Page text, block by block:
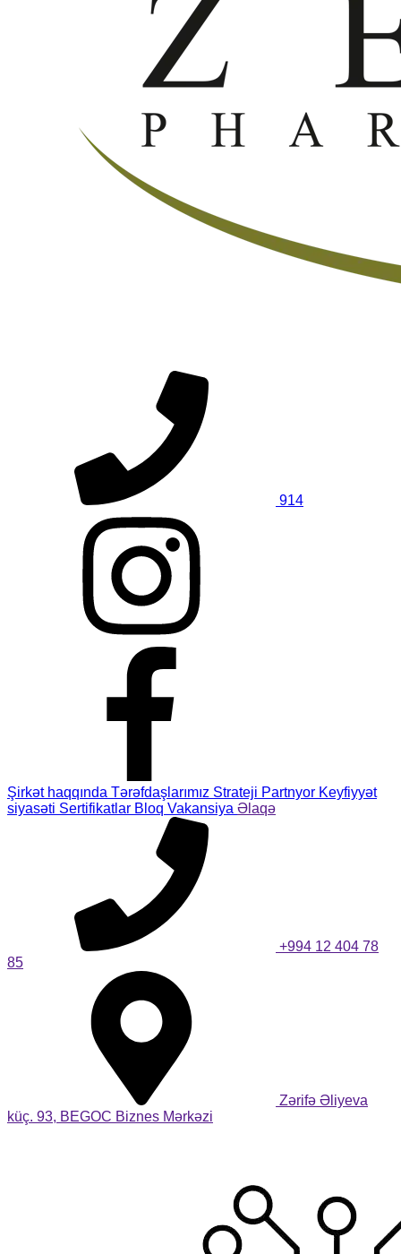
914
Şirkət haqqında Tərəfdaşlarımız Strateji Partnyor Keyfiyyət
siyasəti Sertifikatlar Bloq Vakansiya Əlaqə
+994 12 404 78
85
Zərifə Əliyeva
küç. 93, BEGOC Biznes Mərkəzi